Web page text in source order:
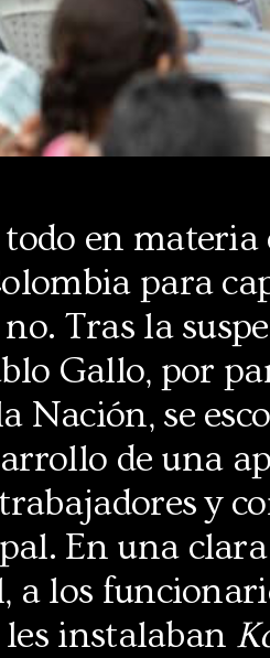
en materia
para
Tras la
Gallo, por
Nación, se
de una
y
En una
a los
instalaban